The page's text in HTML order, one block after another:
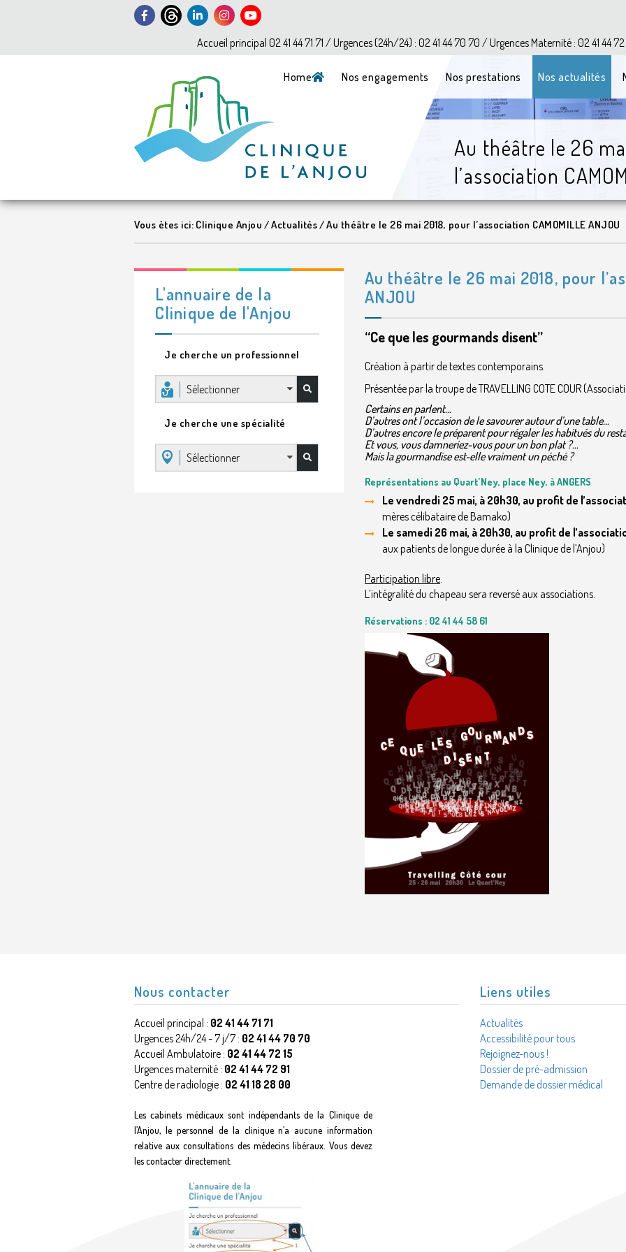
Accueil principal 02 41 44 71 71 / Urgences (24h/24) : 02 41 44 70 70 / Urgences Maternité : 02 41 44
Home Nos engagements Nos prestations Nos actualités
Au théâtre le 26
l’association
Vous ètes ici: Clinique Anjou /Actualités/Au théâtre le 26 mai 2018, pour l’association CAMOMILLE ANJOU
Au théâtre le 26 mai 2018, pour
ANJOU
“Ce que les gourmands disent”
Création à partir de textes contemporains.
Présentée par la troupe de TRAVELLING COTE COUR
Certains en parlent…
D’autres ont l’occasion de le savourer autour d’une table…
D’autres encore le préparent pour régaler les habitués du
Et vous, vous damneriez-vous pour un bon plat ?…
Mais la gourmandise est-elle vraiment un péché ?
Représentations au Quart’Ney, place Ney, à ANGERS
Le vendredi 25 mai, à 20h30, au profit de
mères célibataire de Bamako)
Le samedi 26 mai, à 20h30, au profit de
aux patients de longue durée à la Clinique de l’Anjou)
Participation libre.
L’intégralité du chapeau sera reversé aux associations.
Réservations : 02 41 44 58 61
L'annuaire de la
Clinique de l'Anjou
Je cherche un professionnel
Sélectionner
Je cherche une spécialité
Sélectionner
Nous contacter
Accueil principal : 02 41 44 71 71
Urgences 24h/24 - 7 j/7 : 02 41 44 70 70
Accueil Ambulatoire : 02 41 44 72 15
Urgences maternité : 02 41 44 72 91
Centre de radiologie : 02 41 18 28 00
Les cabinets médicaux sont indépendants de la Clinique de
l’Anjou, le personnel de la clinique n’a aucune information
relative aux consultations des médecins libéraux. Vous devez
les contacter directement.
Liens utiles
Actualités
Accessibilité pour tous
Rejoignez-nous !
Dossier de pré-admission
Demande de dossier médical